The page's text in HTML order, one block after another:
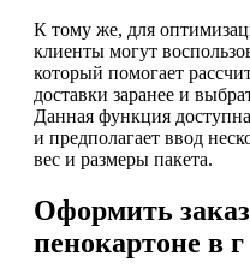
К тому же, для
клиенты могут
который помогает
доставки заранее и
Данная функция
и предполагает ввод
вес и размеры пакета.
Оформить
пенокартоне в